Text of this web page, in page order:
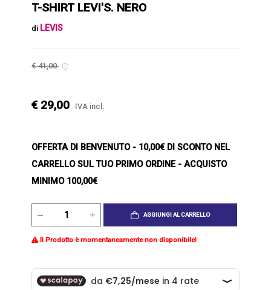
T-SHIRT LEVI'S. NERO
di LEVIS
€ 41,00
€ 29,00 IVA incl.
OFFERTA DI BENVENUTO- 10,00€ DI SCONTO NEL
CARRELLO SUL TUO PRIMO ORDINE - ACQUISTO
MINIMO 100,00€
AGGIUNGI AL CARRELLO
Il Prodotto è momentaneamente non disponibile!